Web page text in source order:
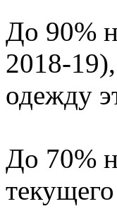
До 90%
2018-
одежду
До 70%